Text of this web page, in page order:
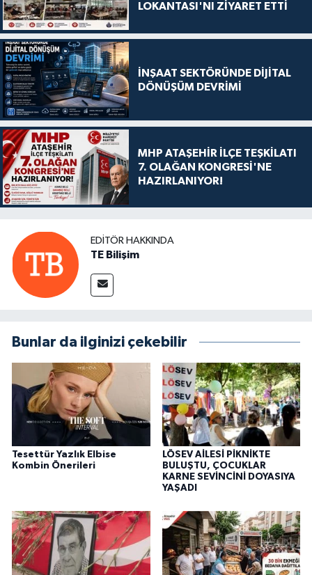
LOKANTASI'NI ZİYARET ETTİ
İNŞAAT SEKTÖRÜNDE DİJİTAL
DÖNÜŞÜM DEVRİMİ
MHP ATAŞEHİR İLÇE TEŞKİLATI
7. OLAĞAN KONGRESİ'NE
HAZIRLANIYOR!
EDITÖR HAKKINDA
TE Bilişim
Bunlar da ilginizi çekebilir
Tesettür Yazlık Elbise
Kombin Önerileri
LÖSEV AİLESİ PİKNİKTE
BULUŞTU, ÇOCUKLAR
KARNE SEVİNCİNİ DOYASIYA
YAŞADI